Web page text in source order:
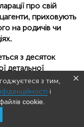
про свій
приховують
на родичів чи
з десяток
детальної
можна
прямо сьогодні.
з тим,
і
cookie.